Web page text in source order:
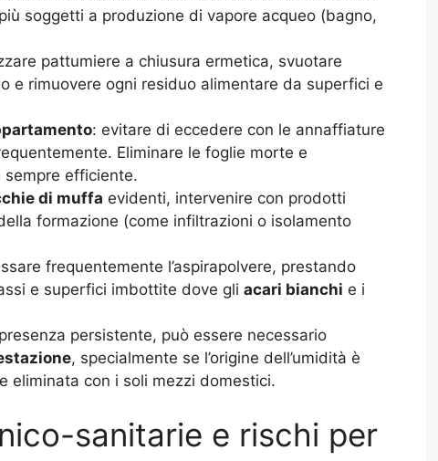
soggetti a produzione di vapore acqueo (bagno,
pattumiere a chiusura ermetica, svuotare
e rimuovere ogni residuo alimentare da superfici e
: evitare di eccedere con le annaffiature
Eliminare le foglie morte e
sempre efficiente.
di muffa evidenti, intervenire con prodotti
formazione (come infiltrazioni o isolamento
frequentemente l’aspirapolvere, prestando
e superfici imbottite dove gli acari bianchi e i
persistente, può essere necessario
, specialmente se l’origine dell’umidità è
eliminata con i soli mezzi domestici.
sanitarie e rischi per